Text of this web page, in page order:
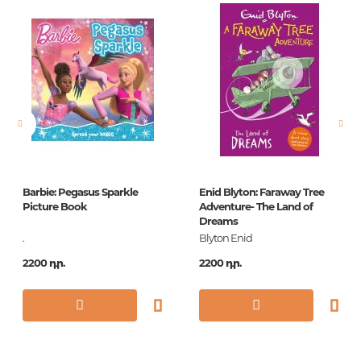
Հրատարակիչ АСТ
Լեզու Русский
Նորույթ ոչ
Էջերի քանակ 64
Կազմ О
Հրատ. տարեթիվ 2022
мамы
ISBN
Barbie: Pegasus Sparkle
Picture Book
.
2200 դր.
Enid Blyton: Faraway Tree
Adventure- The Land of
Dreams
Blyton Enid
2200 դր.